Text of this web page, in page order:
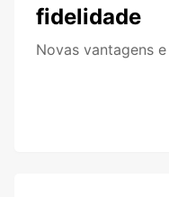
fidelidade
Novas vantagens